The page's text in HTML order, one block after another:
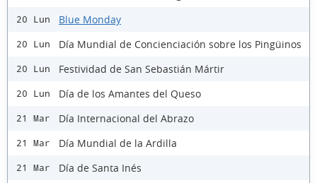
20 Lun Blue Monday
20 Lun Día Mundial de Concienciación sobre los Pingüinos
20 Lun Festividad de San Sebastián Mártir
20 Lun Día de los Amantes del Queso
21 Mar Día Internacional del Abrazo
21 Mar Día Mundial de la Ardilla
21 Mar Día de Santa Inés